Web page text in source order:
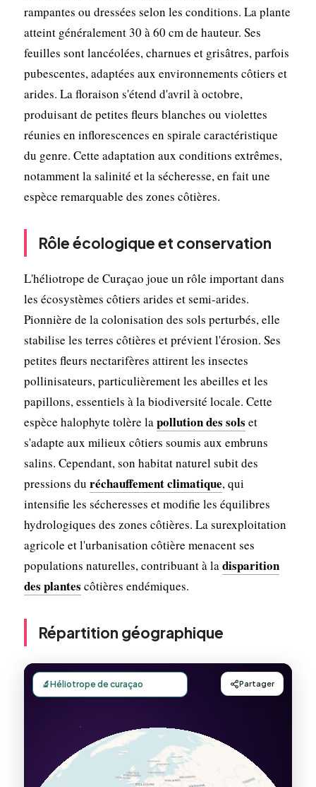
rampantes ou dressées selon les conditions. La plante
atteint généralement 30 à 60 cm de hauteur. Ses
feuilles sont lancéolées, charnues et grisâtres, parfois
pubescentes, adaptées aux environnements côtiers et
arides. La floraison s'étend d'avril à octobre,
produisant de petites fleurs blanches ou violettes
réunies en inflorescences en spirale caractéristique
du genre. Cette adaptation aux conditions extrêmes,
notamment la salinité et la sécheresse, en fait une
espèce remarquable des zones côtières.
Rôle écologique et conservation
L'héliotrope de Curaçao joue un rôle important dans
les écosystèmes côtiers arides et semi-arides.
Pionnière de la colonisation des sols perturbés, elle
stabilise les terres côtières et prévient l'érosion. Ses
petites fleurs nectarifères attirent les insectes
pollinisateurs, particulièrement les abeilles et les
papillons, essentiels à la biodiversité locale. Cette
espèce halophyte tolère lapollution des sols et
s'adapte aux milieux côtiers soumis aux embruns
salins. Cependant, son habitat naturel subit des
pressions du réchauffement climatique, qui
intensifie les sécheresses et modifie les équilibres
hydrologiques des zones côtières. La surexploitation
agricole et l'urbanisation côtière menacent ses
populations naturelles, contribuant à ladisparition
des plantes côtières endémiques.
Répartition géographique